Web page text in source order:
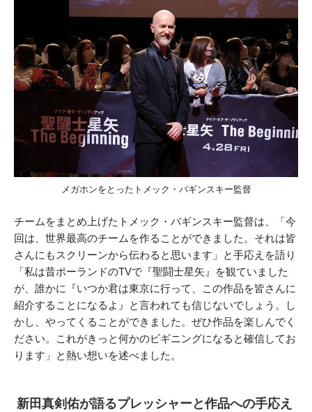
メガホンをとったトメック・バギンスキー監督
チームをまとめ上げたトメック・バギンスキー監督は、「今
回は、世界最高のチームを作ることができました。それは皆
さんにもスクリーンから伝わると思います」と手応えを語り
「私は昔ポーランドのTVで『聖闘士星矢』を観ていました
が、誰かに『いつか君は東京に行って、この作品を皆さんに
紹介することになるよ』と言われても信じないでしょう。し
かし、やってくることができました。ぜひ作品を楽しんでく
ださい。これがきっと何かのビギニングになると確信してお
ります」と熱い想いを述べました。
新田真剣佑が語るプレッシャーと作品への手応え